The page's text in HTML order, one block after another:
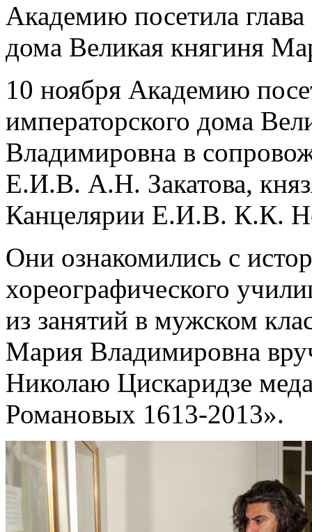
Академию посетила
дома Великая княгиня
10 ноября Академию
императорского дома
Владимировна в
Е.И.В. А.Н. Закатова,
Канцелярии Е.И.В. К.К.
Они ознакомились с
хореографического
из занятий в мужском
Мария Владимировна
Николаю Цискаридзе
Романовых 1613-2013».